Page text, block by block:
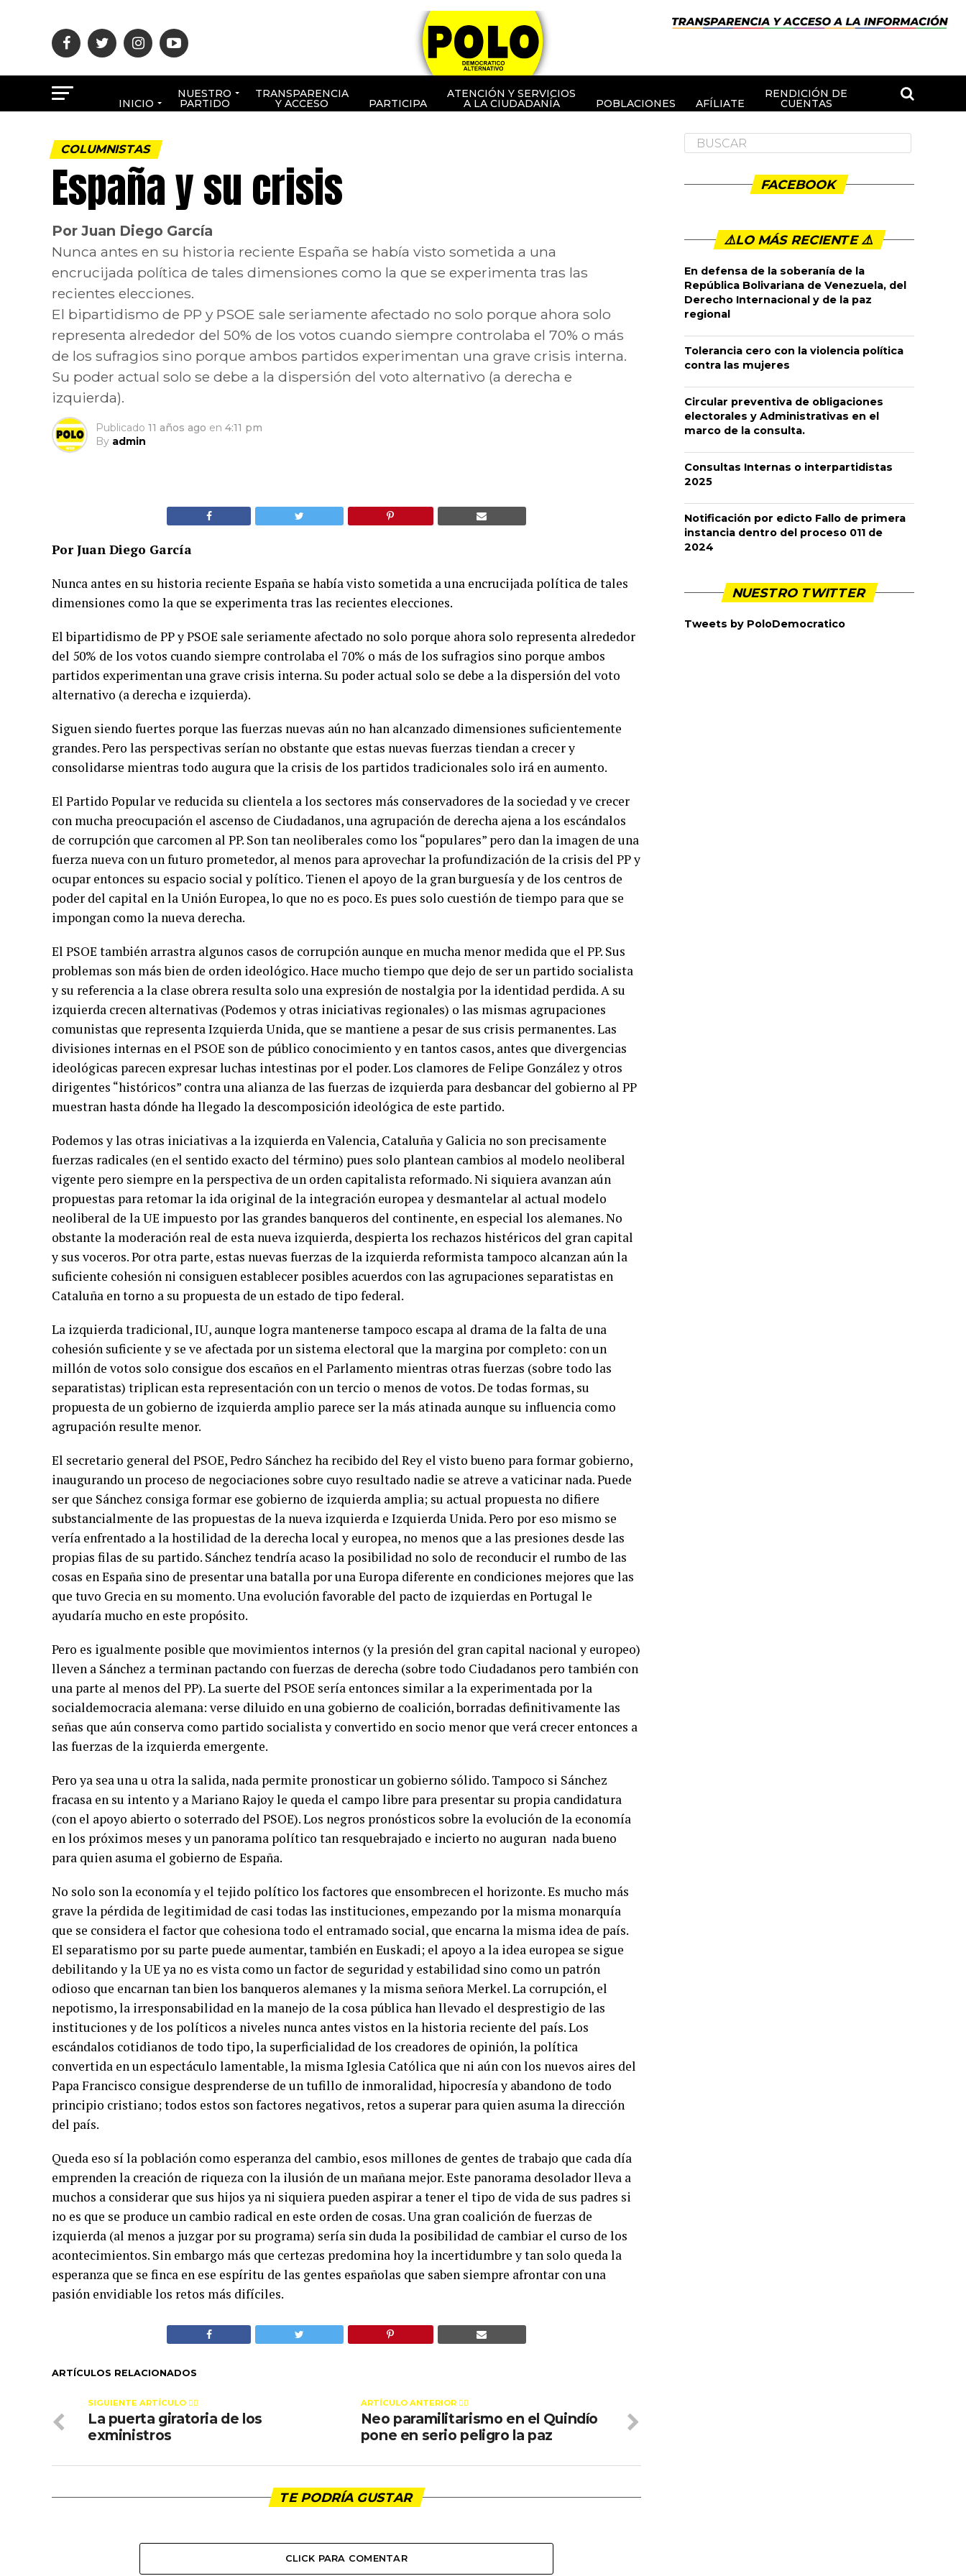
INICIO
NUESTRO
PARTIDO
TRANSPARENCIA
Y ACCESO PARTICIPA
ATENCIÓN Y SERVICIOS
A LA CIUDADANÍA POBLACIONES AFÍLIATE
RENDICIÓN DE
CUENTAS
COLUMNISTAS
España y su crisis
Por Juan Diego García
Nunca antes en su historia reciente España se había visto sometida a una
encrucijada política de tales dimensiones como la que se experimenta tras las
recientes elecciones.
El bipartidismo de PP y PSOE sale seriamente afectado no solo porque ahora solo
representa alrededor del 50% de los votos cuando siempre controlaba el 70% o más
de los sufragios sino porque ambos partidos experimentan una grave crisis interna.
Su poder actual solo se debe a la dispersión del voto alternativo (a derecha e
izquierda).
Publicado 11 años ago en 4:11 pm
By admin
Por Juan Diego García
Nunca antes en su historia reciente España se había visto sometida a una encrucijada política de tales
dimensiones como la que se experimenta tras las recientes elecciones.
El bipartidismo de PP y PSOE sale seriamente afectado no solo porque ahora solo representa alrededor
del 50% de los votos cuando siempre controlaba el 70% o más de los sufragios sino porque ambos
partidos experimentan una grave crisis interna. Su poder actual solo se debe a la dispersión del voto
alternativo (a derecha e izquierda).
Siguen siendo fuertes porque las fuerzas nuevas aún no han alcanzado dimensiones suficientemente
grandes. Pero las perspectivas serían no obstante que estas nuevas fuerzas tiendan a crecer y
consolidarse mientras todo augura que la crisis de los partidos tradicionales solo irá en aumento.
El Partido Popular ve reducida su clientela a los sectores más conservadores de la sociedad y ve crecer
con mucha preocupación el ascenso de Ciudadanos, una agrupación de derecha ajena a los escándalos
de corrupción que carcomen al PP. Son tan neoliberales como los “populares” pero dan la imagen de una
fuerza nueva con un futuro prometedor, al menos para aprovechar la profundización de la crisis del PP y
ocupar entonces su espacio social y político. Tienen el apoyo de la gran burguesía y de los centros de
poder del capital en la Unión Europea, lo que no es poco. Es pues solo cuestión de tiempo para que se
impongan como la nueva derecha.
El PSOE también arrastra algunos casos de corrupción aunque en mucha menor medida que el PP. Sus
problemas son más bien de orden ideológico. Hace mucho tiempo que dejo de ser un partido socialista
y su referencia a la clase obrera resulta solo una expresión de nostalgia por la identidad perdida. A su
izquierda crecen alternativas (Podemos y otras iniciativas regionales) o las mismas agrupaciones
comunistas que representa Izquierda Unida, que se mantiene a pesar de sus crisis permanentes. Las
divisiones internas en el PSOE son de público conocimiento y en tantos casos, antes que divergencias
ideológicas parecen expresar luchas intestinas por el poder. Los clamores de Felipe González y otros
dirigentes “históricos” contra una alianza de las fuerzas de izquierda para desbancar del gobierno al PP
muestran hasta dónde ha llegado la descomposición ideológica de este partido.
Podemos y las otras iniciativas a la izquierda en Valencia, Cataluña y Galicia no son precisamente
fuerzas radicales (en el sentido exacto del término) pues solo plantean cambios al modelo neoliberal
vigente pero siempre en la perspectiva de un orden capitalista reformado. Ni siquiera avanzan aún
propuestas para retomar la ida original de la integración europea y desmantelar al actual modelo
neoliberal de la UE impuesto por las grandes banqueros del continente, en especial los alemanes. No
obstante la moderación real de esta nueva izquierda, despierta los rechazos histéricos del gran capital
y sus voceros. Por otra parte, estas nuevas fuerzas de la izquierda reformista tampoco alcanzan aún la
suficiente cohesión ni consiguen establecer posibles acuerdos con las agrupaciones separatistas en
Cataluña en torno a su propuesta de un estado de tipo federal.
La izquierda tradicional, IU, aunque logra mantenerse tampoco escapa al drama de la falta de una
cohesión suficiente y se ve afectada por un sistema electoral que la margina por completo: con un
millón de votos solo consigue dos escaños en el Parlamento mientras otras fuerzas (sobre todo las
separatistas) triplican esta representación con un tercio o menos de votos. De todas formas, su
propuesta de un gobierno de izquierda amplio parece ser la más atinada aunque su influencia como
agrupación resulte menor.
El secretario general del PSOE, Pedro Sánchez ha recibido del Rey el visto bueno para formar gobierno,
inaugurando un proceso de negociaciones sobre cuyo resultado nadie se atreve a vaticinar nada. Puede
ser que Sánchez consiga formar ese gobierno de izquierda amplia; su actual propuesta no difiere
substancialmente de las propuestas de la nueva izquierda e Izquierda Unida. Pero por eso mismo se
vería enfrentado a la hostilidad de la derecha local y europea, no menos que a las presiones desde las
propias filas de su partido. Sánchez tendría acaso la posibilidad no solo de reconducir el rumbo de las
cosas en España sino de presentar una batalla por una Europa diferente en condiciones mejores que las
que tuvo Grecia en su momento. Una evolución favorable del pacto de izquierdas en Portugal le
ayudaría mucho en este propósito.
Pero es igualmente posible que movimientos internos (y la presión del gran capital nacional y europeo)
lleven a Sánchez a terminan pactando con fuerzas de derecha (sobre todo Ciudadanos pero también con
una parte al menos del PP). La suerte del PSOE sería entonces similar a la experimentada por la
socialdemocracia alemana: verse diluido en una gobierno de coalición, borradas definitivamente las
señas que aún conserva como partido socialista y convertido en socio menor que verá crecer entonces a
las fuerzas de la izquierda emergente.
Pero ya sea una u otra la salida, nada permite pronosticar un gobierno sólido. Tampoco si Sánchez
fracasa en su intento y a Mariano Rajoy le queda el campo libre para presentar su propia candidatura
(con el apoyo abierto o soterrado del PSOE). Los negros pronósticos sobre la evolución de la economía
en los próximos meses y un panorama político tan resquebrajado e incierto no auguran nada bueno
para quien asuma el gobierno de España.
No solo son la economía y el tejido político los factores que ensombrecen el horizonte. Es mucho más
grave la pérdida de legitimidad de casi todas las instituciones, empezando por la misma monarquía
que se considera el factor que cohesiona todo el entramado social, que encarna la misma idea de país.
El separatismo por su parte puede aumentar, también en Euskadi; el apoyo a la idea europea se sigue
debilitando y la UE ya no es vista como un factor de seguridad y estabilidad sino como un patrón
odioso que encarnan tan bien los banqueros alemanes y la misma señora Merkel. La corrupción, el
nepotismo, la irresponsabilidad en la manejo de la cosa pública han llevado el desprestigio de las
instituciones y de los políticos a niveles nunca antes vistos en la historia reciente del país. Los
escándalos cotidianos de todo tipo, la superficialidad de los creadores de opinión, la política
convertida en un espectáculo lamentable, la misma Iglesia Católica que ni aún con los nuevos aires del
Papa Francisco consigue desprenderse de un tufillo de inmoralidad, hipocresía y abandono de todo
principio cristiano; todos estos son factores negativos, retos a superar para quien asuma la dirección
del país.
Queda eso sí la población como esperanza del cambio, esos millones de gentes de trabajo que cada día
emprenden la creación de riqueza con la ilusión de un mañana mejor. Este panorama desolador lleva a
muchos a considerar que sus hijos ya ni siquiera pueden aspirar a tener el tipo de vida de sus padres si
no es que se produce un cambio radical en este orden de cosas. Una gran coalición de fuerzas de
izquierda (al menos a juzgar por su programa) sería sin duda la posibilidad de cambiar el curso de los
acontecimientos. Sin embargo más que certezas predomina hoy la incertidumbre y tan solo queda la
esperanza que se finca en ese espíritu de las gentes españolas que saben siempre afrontar con una
pasión envidiable los retos más difíciles.
ARTÍCULOS RELACIONADOS
ARTÍCULO ANTERIOR 👉🏻
Neo paramilitarismo en el Quindío
pone en serio peligro la paz
SIGUIENTE ARTÍCULO 👈🏻
La puerta giratoria de los
exministros
TE PODRÍA GUSTAR
CLICK PARA COMENTAR
FACEBOOK
⚠️LO MÁS RECIENTE ⚠️️
En defensa de la soberanía de la
República Bolivariana de Venezuela, del
Derecho Internacional y de la paz
regional
Tolerancia cero con la violencia política
contra las mujeres
Circular preventiva de obligaciones
electorales y Administrativas en el
marco de la consulta.
Consultas Internas o interpartidistas
2025
Notificación por edicto Fallo de primera
instancia dentro del proceso 011 de
2024
NUESTRO TWITTER
Tweets by PoloDemocratico